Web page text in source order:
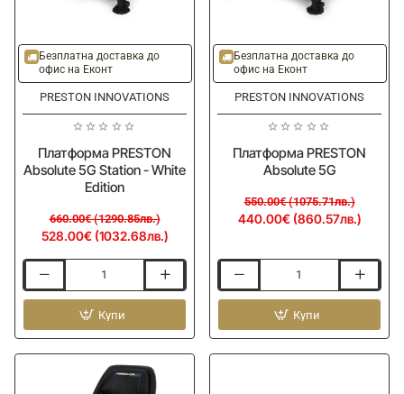
Ново
-20%
Безплатна доставка до
офис на Еконт
PRESTON INNOVATIONS
Платформа PRESTON
Absolute 5G Station - White
Edition
528.00€ (1032.68лв.)
660.00€ (1290.85лв.)
PRESTON
5G
Station
Купи
Ново
-20%
Безплатна доставка до
офис на Еконт
PRESTON INNOVATIONS
Платформа PRESTON
Absolute 5G
440.00€ (860.57лв.)
550.00€ (1075.71лв.)
PRESTON
5G
Купи